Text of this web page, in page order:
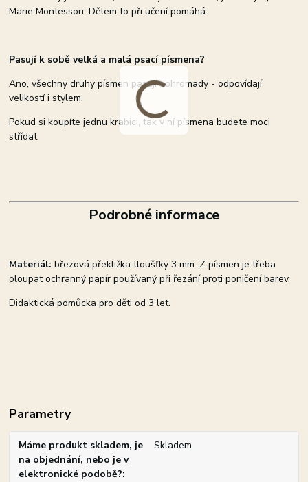
Marie Montessori. Dětem to při učení pomáhá.
Pasují k sobě velká a malá psací písmena?
Ano, všechny druhy písmen pasují dohromady - odpovídají
velikostí i stylem.
Pokud si koupíte jednu krabici, tak v ní písmena budete moci
střídat.
Podrobné informace
Materiál: březová překližka tloušťky 3 mm .Z písmen je třeba
oloupat ochranný papír používaný při řezání proti poničení barev.
Didaktická pomůcka pro děti od 3 let.
Parametry
Máme produkt skladem, je
na objednání, nebo je v
elektronické podobě?
Skladem